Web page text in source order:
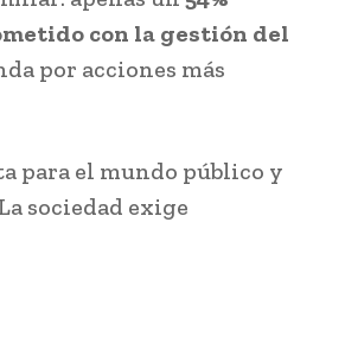
con la gestión del
por acciones más
para el mundo público y
sociedad exige